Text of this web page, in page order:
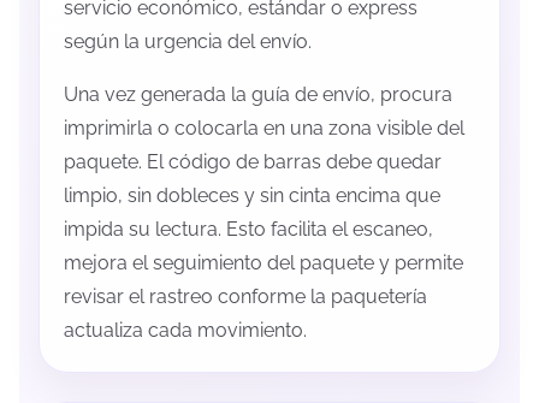
servicio económico, estándar o express
según la urgencia del envío.
Una vez generada la guía de envío, procura
imprimirla o colocarla en una zona visible del
paquete. El código de barras debe quedar
limpio, sin dobleces y sin cinta encima que
impida su lectura. Esto facilita el escaneo,
mejora el seguimiento del paquete y permite
revisar el rastreo conforme la paquetería
actualiza cada movimiento.